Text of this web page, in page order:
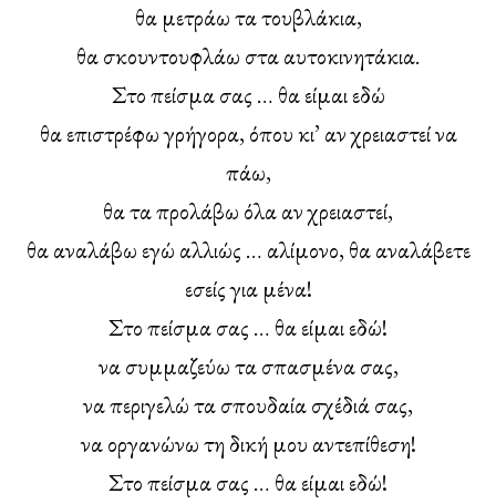
θα μετράω τα τουβλάκια,
θα σκουντουφλάω στα αυτοκινητάκια.
Στο πείσμα σας … θα είμαι εδώ
θα επιστρέφω γρήγορα, όπου κι’ αν χρειαστεί να
πάω,
θα τα προλάβω όλα αν χρειαστεί,
θα αναλάβω εγώ αλλιώς … αλίμονο, θα αναλάβετε
εσείς για μένα!
Στο πείσμα σας … θα είμαι εδώ!
να συμμαζεύω τα σπασμένα σας,
να περιγελώ τα σπουδαία σχέδιά σας,
να οργανώνω τη δική μου αντεπίθεση!
Στο πείσμα σας … θα είμαι εδώ!